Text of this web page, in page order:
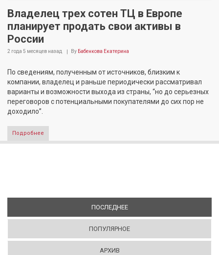
Владелец трех сотен ТЦ в Европе
планирует продать свои активы в
России
2 года 5 месяцев назад By Бабенкова Екатерина
По сведениям, полученным от источников, близким к
компании, владелец и раньше периодически рассматривал
варианты и возможности выхода из страны, “но до серьезных
переговоров с потенциальными покупателями до сих пор не
доходило”.
Подробнее
ПОСЛЕДНЕЕ(АКТИВНАЯ ВКЛАДКА)
ПОПУЛЯРНОЕ
АРХИВ